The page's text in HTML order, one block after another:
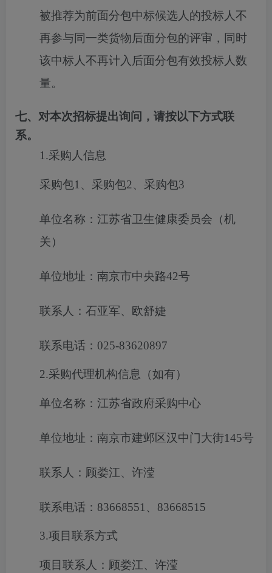
被推荐为前面分包中标候选人的投标人不
再参与同一类货物后面分包的评审，同时
该中标人不再计入后面分包有效投标人数
量。
七、对本次招标提出询问，请按以下方式联
系。
1.采购人信息
采购包1、采购包2、采购包3
单位名称：江苏省卫生健康委员会（机
关）
单位地址：南京市中央路42号
联系人：石亚军、欧舒婕
联系电话：025-83620897
2.采购代理机构信息（如有）
单位名称：江苏省政府采购中心
单位地址：南京市建邺区汉中门大街145号
联系人：顾娄江、许滢
联系电话：83668551、83668515
3.项目联系方式
项目联系人：顾娄江、许滢